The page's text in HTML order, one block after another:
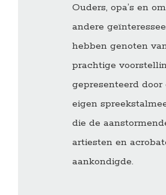
Ouders, opa’s en
andere
hebben genoten
prachtige
gepresenteerd door
eigen
die de
artiesten en
aankondigde.